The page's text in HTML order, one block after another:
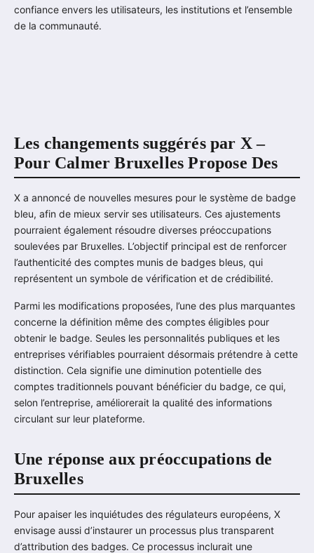
confiance envers les utilisateurs, les institutions et l’ensemble
de la communauté.
Les changements suggérés par X –
Pour Calmer Bruxelles Propose Des
X a annoncé de nouvelles mesures pour le système de badge
bleu, afin de mieux servir ses utilisateurs. Ces ajustements
pourraient également résoudre diverses préoccupations
soulevées par Bruxelles. L’objectif principal est de renforcer
l’authenticité des comptes munis de badges bleus, qui
représentent un symbole de vérification et de crédibilité.
Parmi les modifications proposées, l’une des plus marquantes
concerne la définition même des comptes éligibles pour
obtenir le badge. Seules les personnalités publiques et les
entreprises vérifiables pourraient désormais prétendre à cette
distinction. Cela signifie une diminution potentielle des
comptes traditionnels pouvant bénéficier du badge, ce qui,
selon l’entreprise, améliorerait la qualité des informations
circulant sur leur plateforme.
Une réponse aux préoccupations de
Bruxelles
Pour apaiser les inquiétudes des régulateurs européens, X
envisage aussi d’instaurer un processus plus transparent
d’attribution des badges. Ce processus inclurait une